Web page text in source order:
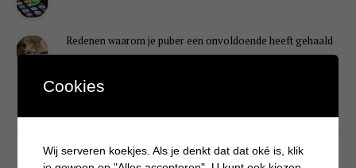
Redenen waarom je puber een onvoldoende heeft gehaald
DIY
Simpele DIY: Maak een geurroos van watten
Cookies
Wij serveren koekjes. Als je denkt dat dat oké is, klik